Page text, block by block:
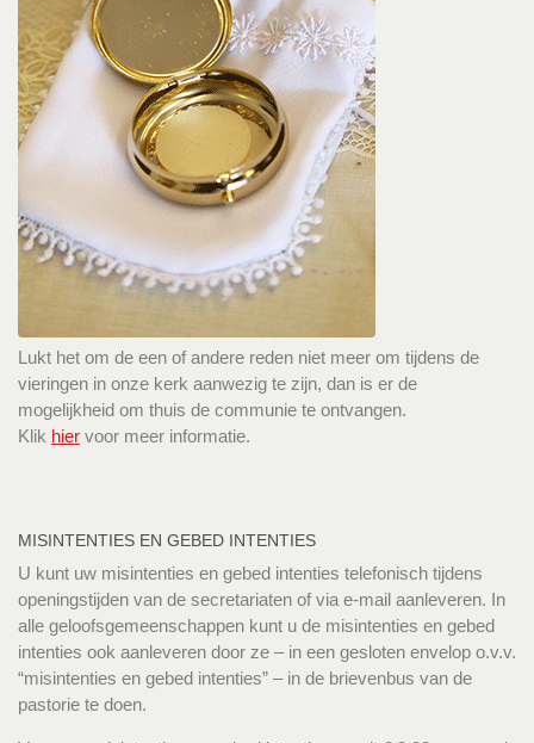
Lukt het om de een of andere reden niet meer om tijdens de
vieringen in onze kerk aanwezig te zijn, dan is er de
mogelijkheid om thuis de communie te ontvangen.
Klik hier voor meer informatie.
MISINTENTIES EN GEBED INTENTIES
U kunt uw misintenties en gebed intenties telefonisch tijdens
openingstijden van de secretariaten of via e-mail aanleveren. In
alle geloofsgemeenschappen kunt u de misintenties en gebed
intenties ook aanleveren door ze – in een gesloten envelop o.v.v.
“misintenties en gebed intenties” – in de brievenbus van de
pastorie te doen.